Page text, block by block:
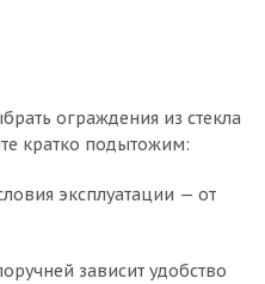
ограждения из стекла
кратко подытожим:
эксплуатации — от
зависит удобство